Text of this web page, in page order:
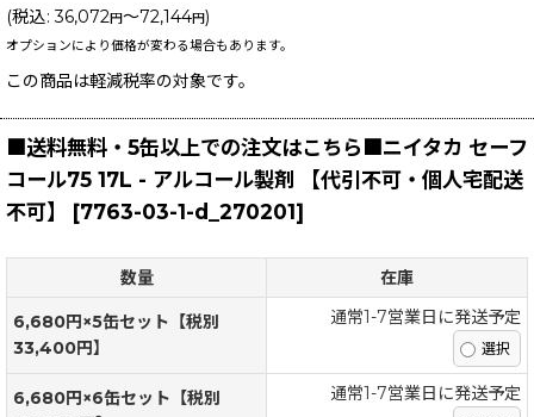
(税込: 36,072円～72,144円)
オプションにより価格が変わる場合もあります。
この商品は軽減税率の対象です。
■送料無料・5缶以上での注文はこちら■ニイタカ セーフ
コール75 17L - アルコール製剤 【代引不可・個人宅配送
不可】
[7763-03-1-d_270201]
数量 在庫
6,680円×5缶セット【税別
33,400円】
通常1-7営業日に発送予定
6,680円×6缶セット【税別
通常1-7営業日に発送予定